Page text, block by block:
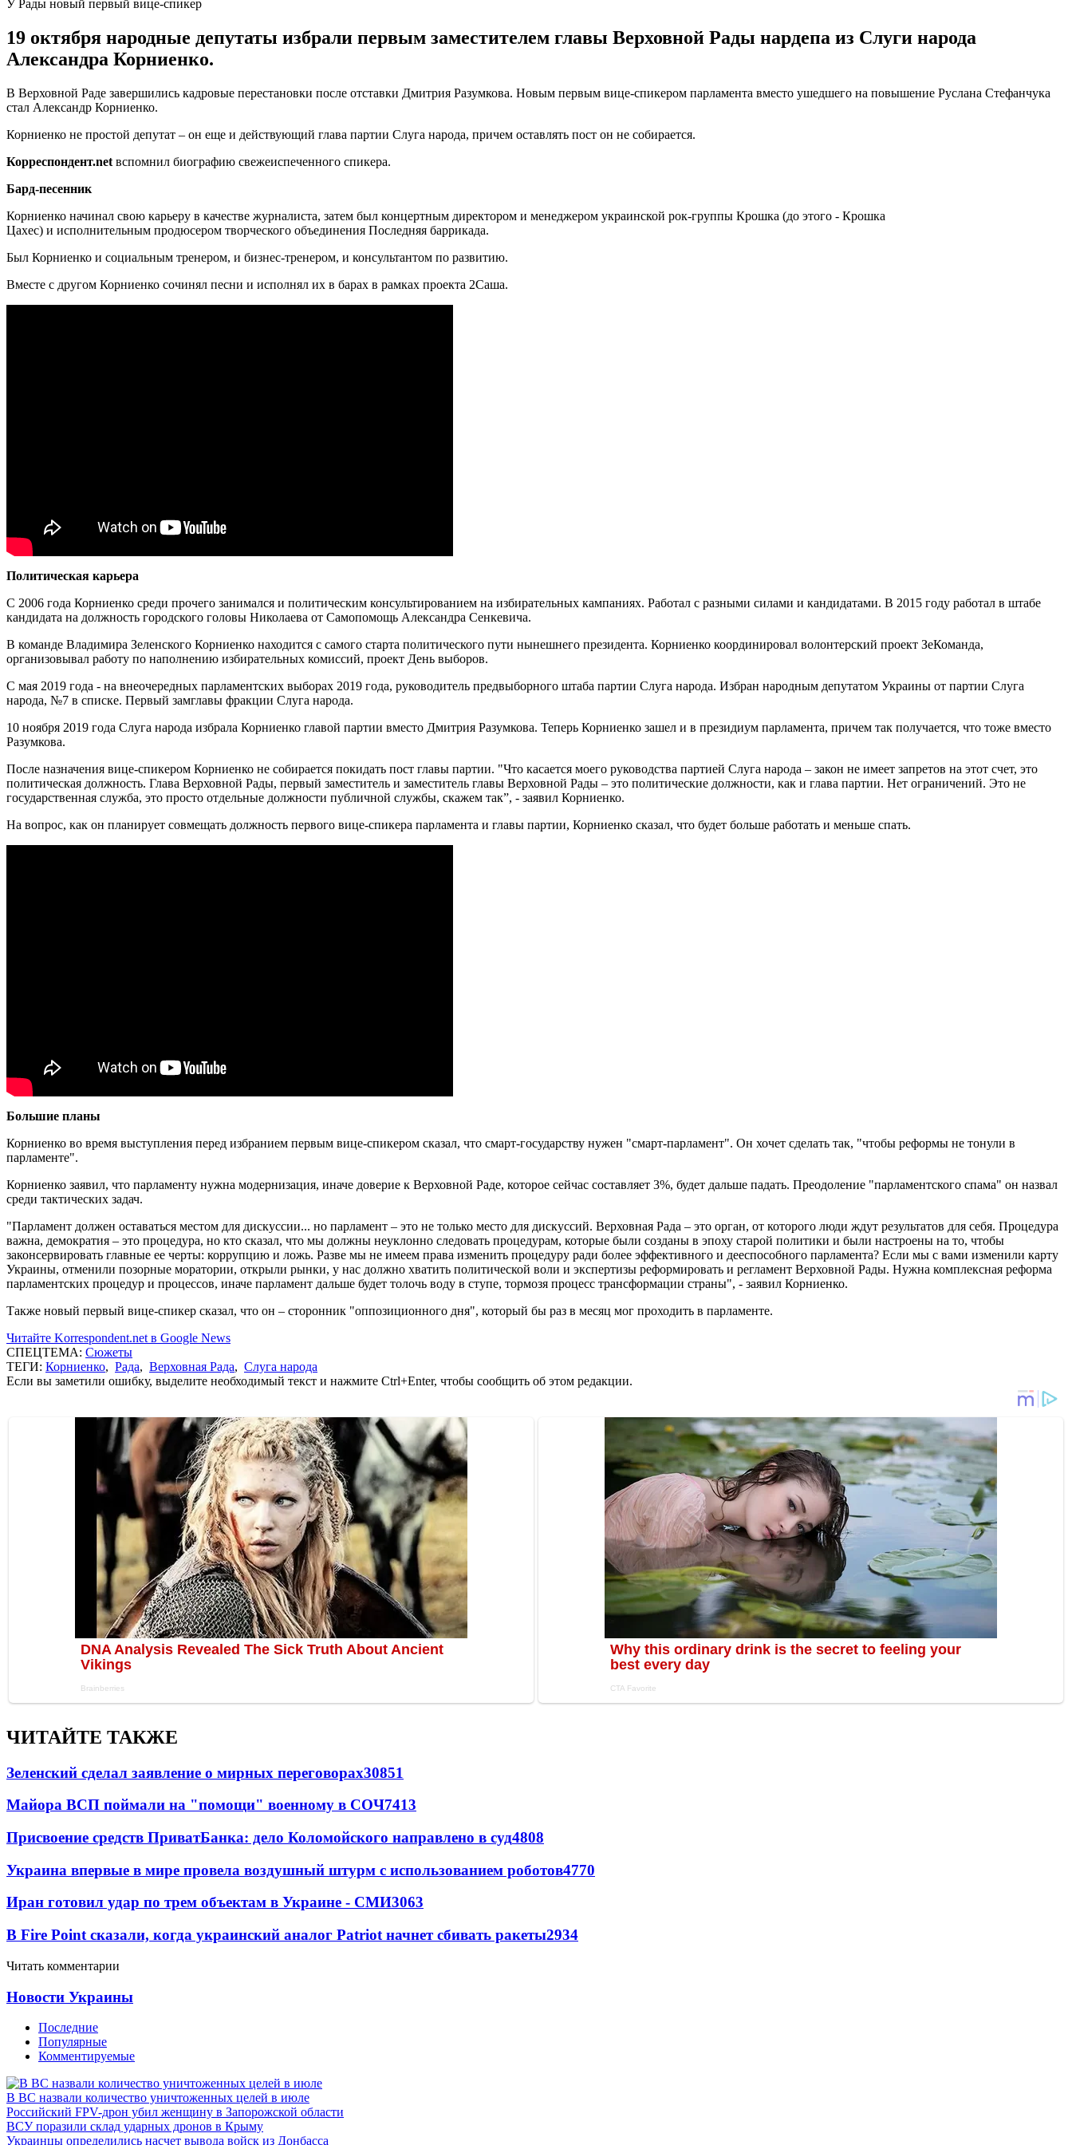
У Рады новый первый вице-спикер
19 октября народные депутаты избрали первым заместителем главы Верховной Рады нардепа из Слуги народа
Александра Корниенко.
В Верховной Раде завершились кадровые перестановки после отставки Дмитрия Разумкова. Новым первым вице-спикером парламента вместо ушедшего на повышение Руслана Стефанчука
стал Александр Корниенко.
Корниенко не простой депутат – он еще и действующий глава партии Слуга народа, причем оставлять пост он не собирается.
Корреспондент.net вспомнил биографию свежеиспеченного спикера.
Бард-песенник
Корниенко начинал свою карьеру в качестве журналиста, затем был концертным директором и менеджером украинской рок-группы Крошка (до этого - Крошка
Цахес) и исполнительным продюсером творческого объединения Последняя баррикада.
Был Корниенко и социальным тренером, и бизнес-тренером, и консультантом по развитию.
Вместе с другом Корниенко сочинял песни и исполнял их в барах в рамках проекта 2Саша.
Политическая карьера
С 2006 года Корниенко среди прочего занимался и политическим консультированием на избирательных кампаниях. Работал с разными силами и кандидатами. В 2015 году работал в штабе
кандидата на должность городского головы Николаева от Самопомощь Александра Сенкевича.
В команде Владимира Зеленского Корниенко находится с самого старта политического пути нынешнего президента. Корниенко координировал волонтерский проект ЗеКоманда,
организовывал работу по наполнению избирательных комиссий, проект День выборов.
С мая 2019 года - на внеочередных парламентских выборах 2019 года, руководитель предвыборного штаба партии Слуга народа. Избран народным депутатом Украины от партии Слуга
народа, №7 в списке. Первый замглавы фракции Слуга народа.
10 ноября 2019 года Слуга народа избрала Корниенко главой партии вместо Дмитрия Разумкова. Теперь Корниенко зашел и в президиум парламента, причем так получается, что тоже вместо
Разумкова.
После назначения вице-спикером Корниенко не собирается покидать пост главы партии. "Что касается моего руководства партией Слуга народа – закон не имеет запретов на этот счет, это
политическая должность. Глава Верховной Рады, первый заместитель и заместитель главы Верховной Рады – это политические должности, как и глава партии. Нет ограничений. Это не
государственная служба, это просто отдельные должности публичной службы, скажем так”, - заявил Корниенко.
На вопрос, как он планирует совмещать должность первого вице-спикера парламента и главы партии, Корниенко сказал, что будет больше работать и меньше спать.
Большие планы
Корниенко во время выступления перед избранием первым вице-спикером сказал, что смарт-государству нужен "смарт-парламент". Он хочет сделать так, "чтобы реформы не тонули в
парламенте".
Корниенко заявил, что парламенту нужна модернизация, иначе доверие к Верховной Раде, которое сейчас составляет 3%, будет дальше падать. Преодоление "парламентского спама" он назвал
среди тактических задач.
"Парламент должен оставаться местом для дискуссии... но парламент – это не только место для дискуссий. Верховная Рада – это орган, от которого люди ждут результатов для себя. Процедура
важна, демократия – это процедура, но кто сказал, что мы должны неуклонно следовать процедурам, которые были созданы в эпоху старой политики и были настроены на то, чтобы
законсервировать главные ее черты: коррупцию и ложь. Разве мы не имеем права изменить процедуру ради более эффективного и дееспособного парламента? Если мы с вами изменили карту
Украины, отменили позорные моратории, открыли рынки, у нас должно хватить политической воли и экспертизы реформировать и регламент Верховной Рады. Нужна комплексная реформа
парламентских процедур и процессов, иначе парламент дальше будет толочь воду в ступе, тормозя процесс трансформации страны", - заявил Корниенко.
Также новый первый вице-спикер сказал, что он – сторонник "оппозиционного дня", который бы раз в месяц мог проходить в парламенте.
Читайте Korrespondent.net в Google News
СПЕЦТЕМА: Сюжеты
ТЕГИ: Корниенко, Рада, Верховная Рада, Слуга народа
Если вы заметили ошибку, выделите необходимый текст и нажмите Ctrl+Enter, чтобы сообщить об этом редакции.
ЧИТАЙТЕ ТАКЖЕ
Зеленский сделал заявление о мирных переговорах30851
Майора ВСП поймали на "помощи" военному в СОЧ7413
Присвоение средств ПриватБанка: дело Коломойского направлено в суд4808
Украина впервые в мире провела воздушный штурм с использованием роботов4770
Иран готовил удар по трем объектам в Украине - СМИ3063
В Fire Point сказали, когда украинский аналог Patriot начнет сбивать ракеты2934
Читать комментарии
Новости Украины
Последние
Популярные
Комментируемые
В ВС назвали количество уничтоженных целей в июле
Российский FPV-дрон убил женщину в Запорожской области
ВСУ поразили склад ударных дронов в Крыму
Украинцы определились насчет вывода войск из Донбасса